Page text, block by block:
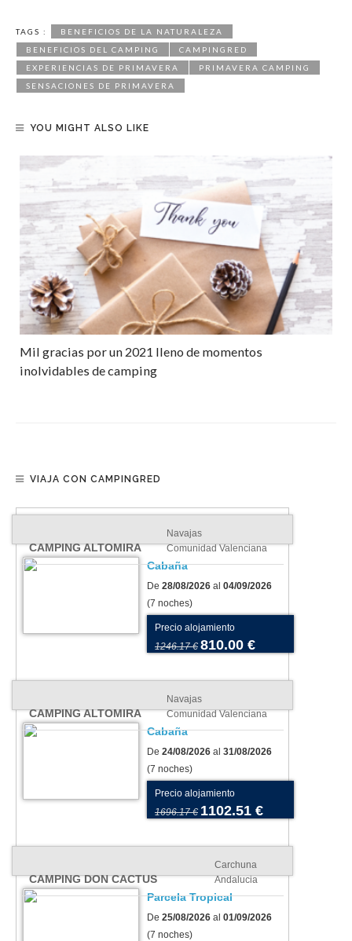
TAGS :
BENEFICIOS DE LA NATURALEZA
BENEFICIOS DEL CAMPING
CAMPINGRED
EXPERIENCIAS DE PRIMAVERA
PRIMAVERA CAMPING
SENSACIONES DE PRIMAVERA
YOU MIGHT ALSO LIKE
Mil gracias por un 2021 lleno de momentos
inolvidables de camping
VIAJA CON CAMPINGRED
CAMPING ALTOMIRA
Navajas
Comunidad Valenciana
Cabaña
De 28/08/2026 al 04/09/2026
(7 noches)
Precio alojamiento
1246.17 € 810.00 €
CAMPING ALTOMIRA
Navajas
Comunidad Valenciana
Cabaña
De 24/08/2026 al 31/08/2026
(7 noches)
Precio alojamiento
1696.17 € 1102.51 €
CAMPING DON CACTUS
Carchuna
Andalucia
Parcela Tropical
De 25/08/2026 al 01/09/2026
(7 noches)